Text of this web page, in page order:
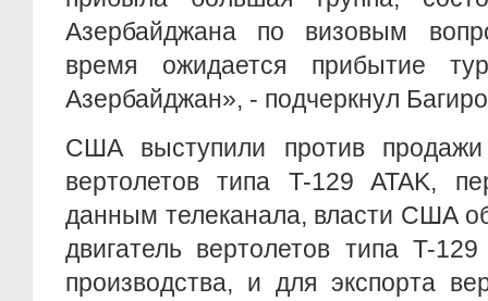
Азербайджана по визовым
время ожидается прибытие
Азербайджан», - подчеркнул
США выступили против
вертолетов типа T-129 ATAK,
данным телеканала, власти США
двигатель вертолетов типа T-
производства, и для экспорта